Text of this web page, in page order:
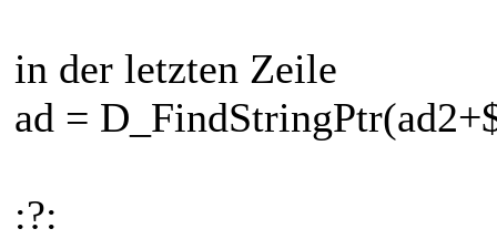
in der letzten Zeile
ad =
:?: